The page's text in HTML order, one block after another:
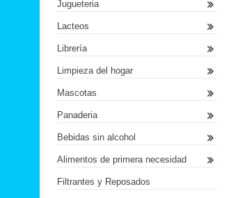
Jugueteria
Lacteos
Librería
Limpieza del hogar
Mascotas
Panaderia
Bebidas sin alcohol
Alimentos de primera necesidad
Filtrantes y Reposados